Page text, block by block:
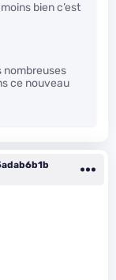
bien c’est
nombreuses
ce nouveau